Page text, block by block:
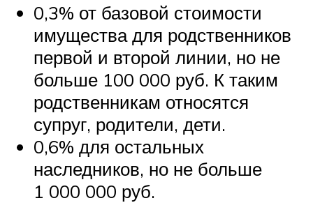
0,3% от базовой стоимости
имущества для родственников
первой и второй линии, но не
больше 100 000 руб. К таким
родственникам относятся
супруг, родители, дети.
0,6% для остальных
наследников, но не больше
1 000 000 руб.